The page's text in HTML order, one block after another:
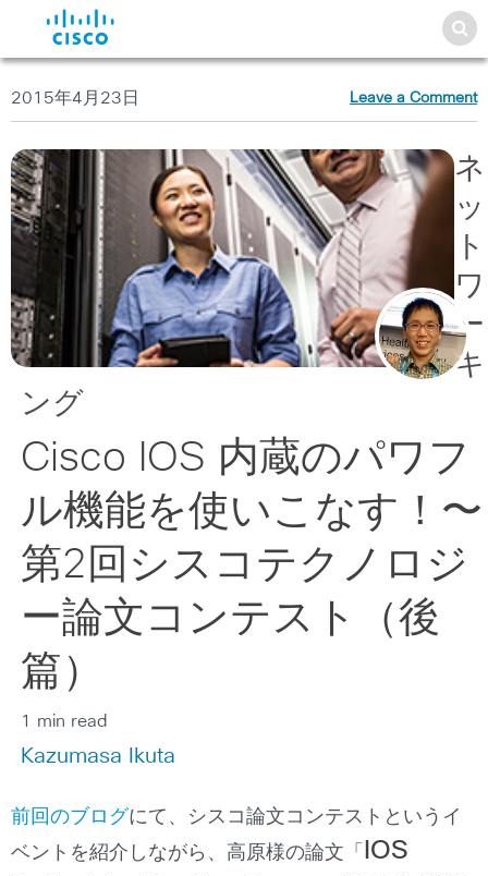
2015年4月23日 Leave a Comment
ネ
ッ
ト
ワ
ー
キ
ング
Cisco IOS 内蔵のパワフ
ル機能を使いこなす！〜
第2回シスコテクノロジ
ー論文コンテスト（後
篇）
1 min read
Kazumasa Ikuta
前回のブログにて、シスコ論文コンテストというイ
ベントを紹介しながら、高原様の論文「
IOS